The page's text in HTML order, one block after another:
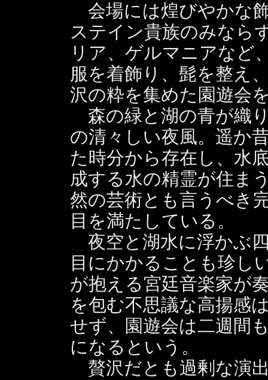
会場には煌びやかな
ステイン貴族のみなら
リア、ゲルマニアなど
服を着飾り、髭を整え
沢の粋を集めた園遊会
森の緑と湖の青が織
の清々しい夜風。遥か
た時分から存在し、水
成する水の精霊が住ま
然の芸術とも言うべき
目を満たしている。
夜空と湖水に浮かぶ
目にかかることも珍し
が抱える宮廷音楽家が
を包む不思議な高揚感
せず、園遊会は二週間
になるという。
贅沢だとも過剰な演